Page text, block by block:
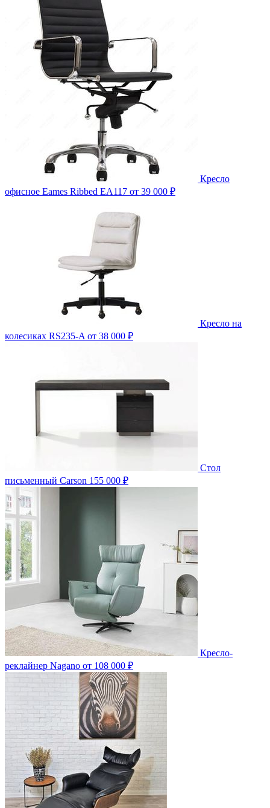
Кресло
офисное Eames Ribbed EA117 от 39 000 ₽
Кресло на
колесиках RS235-A от 38 000 ₽
Стол
письменный Carson 155 000 ₽
Кресло-
реклайнер Nagano от 108 000 ₽